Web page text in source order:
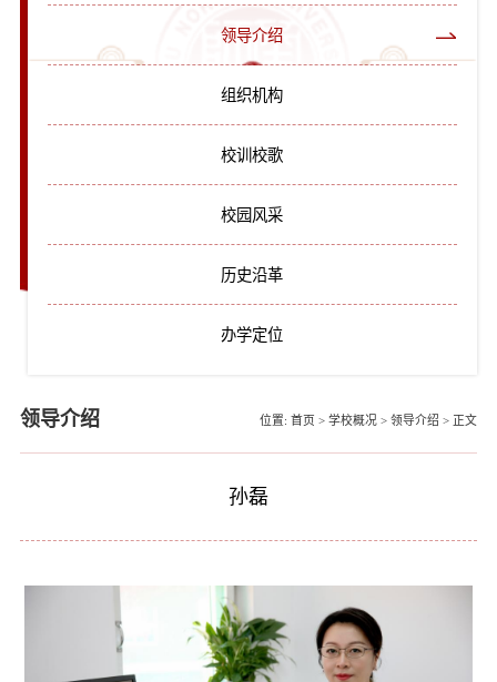
领导介绍
组织机构
校训校歌
校园风采
历史沿革
办学定位
领导介绍 位置: 首页 > 学校概况 > 领导介绍 > 正文
孙磊